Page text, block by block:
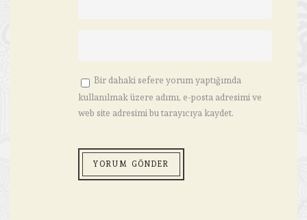
Bir dahaki sefere yorum yaptığımda
kullanılmak üzere adımı, e-posta adresimi ve
web site adresimi bu tarayıcıya kaydet.